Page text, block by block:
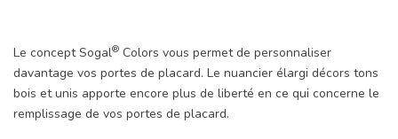
Le concept Sogal® Colors vous permet de personnaliser
davantage vos portes de placard. Le nuancier élargi décors tons
bois et unis apporte encore plus de liberté en ce qui concerne le
remplissage de vos portes de placard.